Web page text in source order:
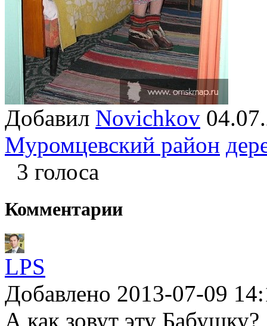
Добавил Novichkov
Муромцевский район
3 голоса
Комментарии
LPS
Добавлено 2013-07-09
А как зовут эту Бабушку?